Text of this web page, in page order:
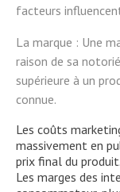
facteurs
La marque : Une
raison de sa
supérieure à un
connue.
Les coûts
massivement en
prix final du produit.
Les marges des